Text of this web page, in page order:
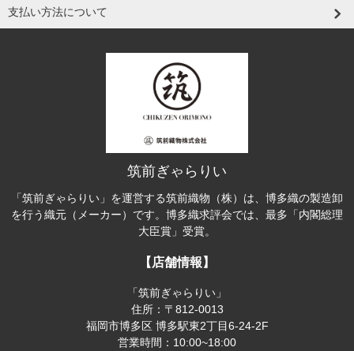
支払い方法について
筑前ぎゃらりい
「筑前ぎゃらりい」を運営する筑前織物（株）は、博多織の製造卸
を行う織元（メーカー）です。博多織求評会では、最多「内閣総理
大臣賞」受賞。
【店舗情報】
「筑前ぎゃらりい」
住所：〒812-0013
福岡市博多区 博多駅東2丁目6-24-2F
営業時間：10:00~18:00